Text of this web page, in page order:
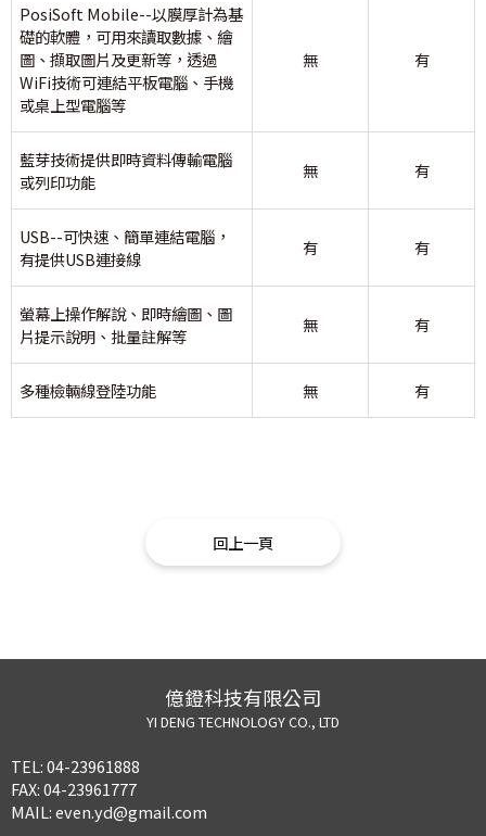
PosiSoft Mobile--以膜厚計為基
礎的軟體，可用來讀取數據、繪
圖、擷取圖片及更新等，透過
WiFi技術可連結平板電腦、手機
或桌上型電腦等
無 有
藍芽技術提供即時資料傳輸電腦
或列印功能
無 有
USB--可快速、簡單連結電腦，
有提供USB連接線
有 有
螢幕上操作解說、即時繪圖、圖
片提示說明、批量註解等
無 有
多種檢輛線登陸功能 無 有
回上一頁
億鐙科技有限公司
YI DENG TECHNOLOGY CO., LTD
TEL:04-23961888
FAX:04-23961777
MAIL:even.yd@gmail.com